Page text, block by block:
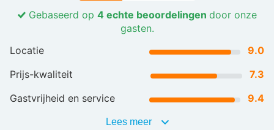
Gebaseerd op 4 echte beoordelingen door onze
gasten.
Locatie
9.0
Prijs-kwaliteit
7.3
Gastvrijheid en service
9.4
Lees meer